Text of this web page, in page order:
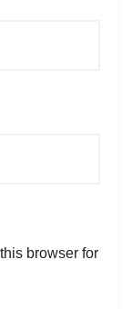
browser for